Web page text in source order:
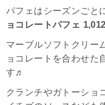
パフェはシーズンごと
ョコレートパフェ
マーブルソフトクリー
ョコレートを合わせた
す♬
クランチやガトーショ